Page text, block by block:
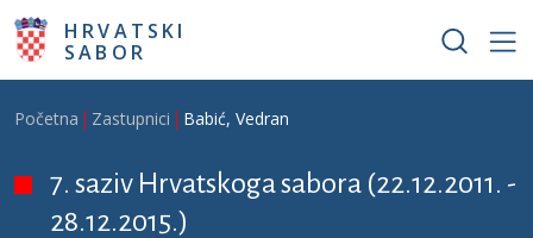
Skoči na glavni sadržaj
HRVATSKI
SABOR
Breadcrumb
Početna Zastupnici Babić, Vedran
7. saziv Hrvatskoga sabora (22.12.2011. -
28.12.2015.)